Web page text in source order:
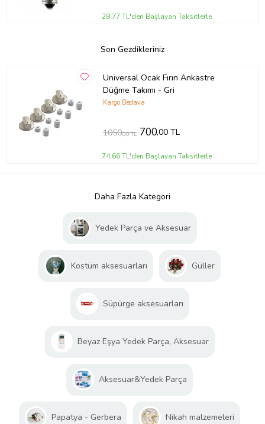
28,77 TL'den Başlayan Taksitlerle
Son Gezdikleriniz
Universal Ocak Fırın Ankastre
Düğme Takımı - Gri
Kargo Bedava
1050,00 TL 700,00 TL
74,66 TL'den Başlayan Taksitlerle
Daha Fazla Kategori
Yedek Parça ve Aksesuar
Kostüm aksesuarları Güller
Süpürge aksesuarları
Beyaz Eşya Yedek Parça, Aksesuar
Aksesuar&Yedek Parça
Papatya - Gerbera Nikah malzemeleri